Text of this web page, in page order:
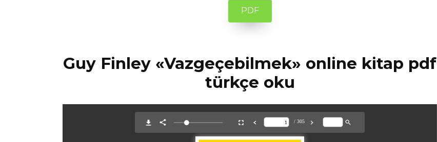
PDF
Guy Finley «Vazgeçebilmek» online kitap pdf
türkçe oku